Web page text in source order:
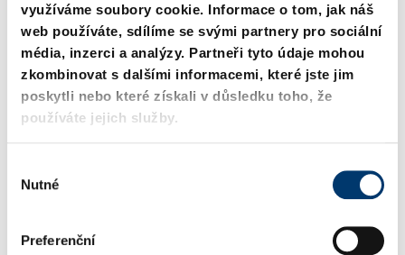
využíváme soubory cookie. Informace o tom, jak náš
web používáte, sdílíme se svými partnery pro sociální
média, inzerci a analýzy. Partneři tyto údaje mohou
zkombinovat s dalšími informacemi, které jste jim
poskytli nebo které získali v důsledku toho, že
používáte jejich služby.
Nutné
Preferenční
2209. Střižník, polotovar,
DIN 9861, tvar D
2219. Střižník, osazené,
Kulatý, ~DIN 9861